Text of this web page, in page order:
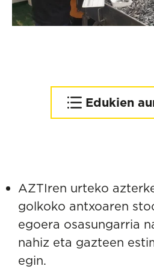
Edukien
AZTIren urteko
golkoko antxoaren
egoera osasungarria
nahiz eta gazteen
egin.